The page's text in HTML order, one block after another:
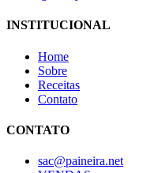
INSTITUCIONAL
Home
Sobre
Receitas
Contato
CONTATO
sac@paineira.net